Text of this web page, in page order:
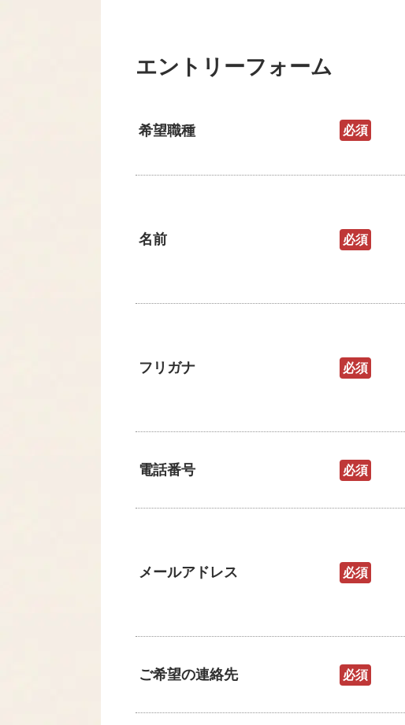
エントリーフォーム
希望職種 必須
名前 必須
フリガナ 必須
電話番号 必須
メールアドレス 必須
ご希望の連絡先 必須